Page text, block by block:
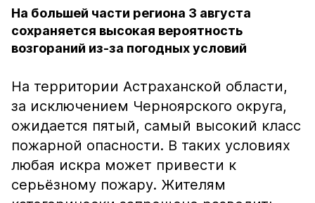
На большей части региона 3 августа
сохраняется высокая вероятность
возгораний из-за погодных условий
На территории Астраханской области,
за исключением Черноярского округа,
ожидается пятый, самый высокий класс
пожарной опасности. В таких условиях
любая искра может привести к
серьёзному пожару. Жителям